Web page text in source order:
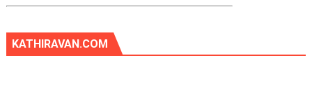
KATHIRAVAN.COM